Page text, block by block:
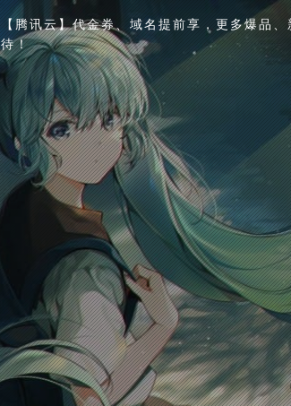
【腾讯云】代金券、域名提前享，更多爆品
待！